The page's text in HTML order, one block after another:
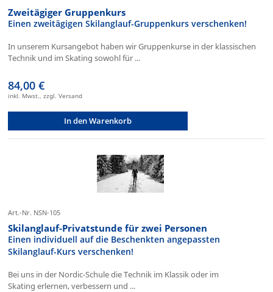
Zweitägiger Gruppenkurs
Einen zweitägigen Skilanglauf-Gruppenkurs verschenken!
In unserem Kursangebot haben wir Gruppenkurse in der klassischen
Technik und im Skating sowohl für ...
84,00 €
inkl. Mwst., zzgl. Versand
In den Warenkorb
Art.-Nr. NSN-105
Skilanglauf-Privatstunde für zwei Personen
Einen individuell auf die Beschenkten angepassten
Skilanglauf-Kurs verschenken!
Bei uns in der Nordic-Schule die Technik im Klassik oder im
Skating erlernen, verbessern und ...